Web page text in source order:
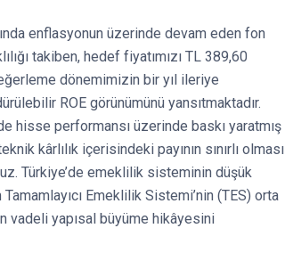
enflasyonun üzerinde devam eden fon
takiben, hedef fiyatımızı TL 389,60
dönemimizin bir yıl ileriye
ROE görünümünü yansıtmaktadır.
hisse performansı üzerinde baskı yaratmış
kârlılık içerisindeki payının sınırlı olması
Türkiye’de emeklilik sisteminin düşük
Emeklilik Sistemi’nin (TES) orta
vadeli yapısal büyüme hikâyesini